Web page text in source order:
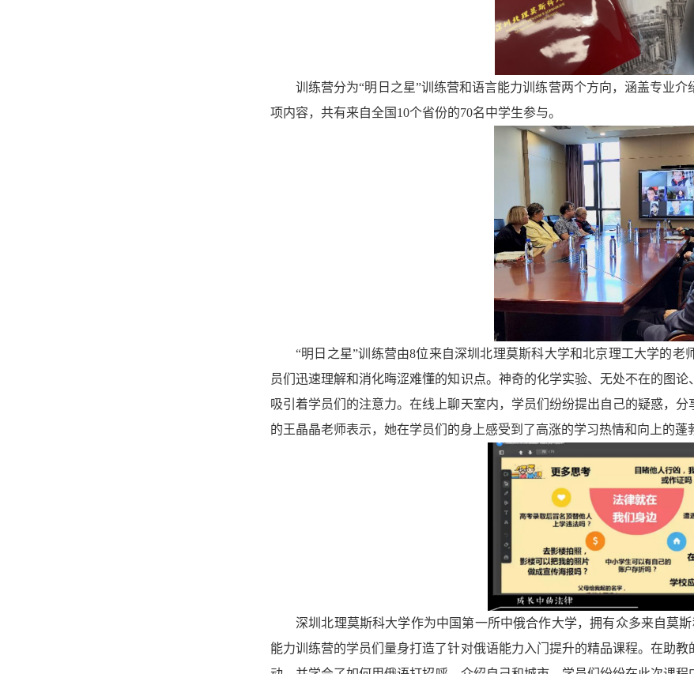
训练营分为“明日之星”训练营和语言能力训练营两个方向， 涵盖专业介
项内容，共有来自全国 10个省份的70名中学生参与。
“明日之星”训练营由8位来自深圳北理莫斯科大学和北京理工大学的老
员们迅速理解和消化晦涩难懂的知识点。神奇的化学实验、无处不在的图
吸引着学员们的注意力。在线上聊天室内，学员们纷纷提出自己的疑惑，
的王晶晶老师表示，她在学员们的身上感受到了高涨的学习热情和向上的蓬
深圳北理莫斯科大学作为中国第一所中俄合作大学，拥有众多来自莫
能力训练营的学员们量身打造了针对俄语能力入门提升的精品课程。在助教